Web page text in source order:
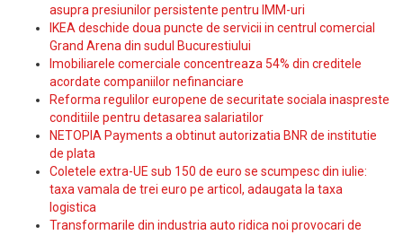
asupra presiunilor persistente pentru IMM-uri
IKEA deschide doua puncte de servicii in centrul comercial
Grand Arena din sudul Bucurestiului
Imobiliarele comerciale concentreaza 54% din creditele
acordate companiilor nefinanciare
Reforma regulilor europene de securitate sociala inaspreste
conditiile pentru detasarea salariatilor
NETOPIA Payments a obtinut autorizatia BNR de institutie
de plata
Coletele extra-UE sub 150 de euro se scumpesc din iulie:
taxa vamala de trei euro pe articol, adaugata la taxa
logistica
Transformarile din industria auto ridica noi provocari de